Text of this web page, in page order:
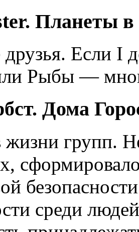
Планеты в
друзья. Если I
Рыбы —
Дома
жизни групп.
среди